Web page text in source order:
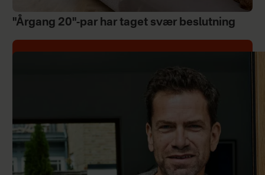
"Årgang 20"-par har taget svær beslutning